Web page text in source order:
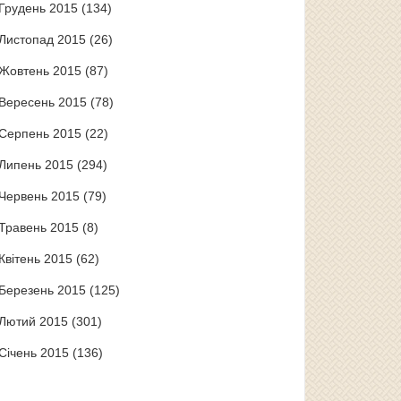
2015(134)
2015(26)
2015(87)
2015(78)
2015(22)
2015(294)
2015(79)
2015(8)
2015(62)
2015(125)
2015(301)
2015(136)